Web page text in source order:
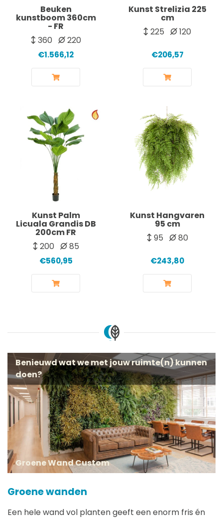
Beuken
kunstboom 360cm
- FR
360
220
€1.566,12
Kunst Strelizia 225
cm
225
120
€206,57
Kunst Palm
Licuala Grandis DB
200cm FR
200
85
€560,95
Kunst Hangvaren
95 cm
95
80
€243,80
Benieuwd wat we met jouw ruimte(n) kunnen
doen?
Groene Wand Custom
Groene wanden
Een hele wand vol planten geeft een enorm fris én